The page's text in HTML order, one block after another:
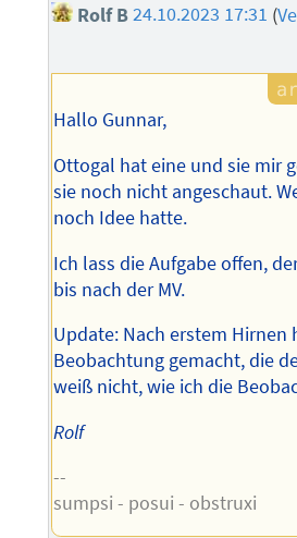
Rolf B24.10.2023 17:31 (
Hallo Gunnar,
Ottogal hat eine und sie mir
sie noch nicht angeschaut.
noch Idee hatte.
Ich lass die Aufgabe offen,
bis nach der MV.
Update: Nach erstem Hirnen
Beobachtung gemacht, die
weiß nicht, wie ich die
Rolf
--
sumpsi - posui - obstruxi